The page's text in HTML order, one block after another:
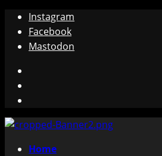
Zum
Inhalt
springen
Instagram
Facebook
Mastodon
Primäres
Home